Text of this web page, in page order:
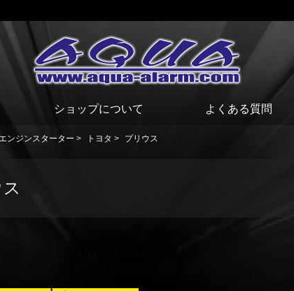
ショップについて よくある質問
ンジンスターター > トヨタ > プリウス